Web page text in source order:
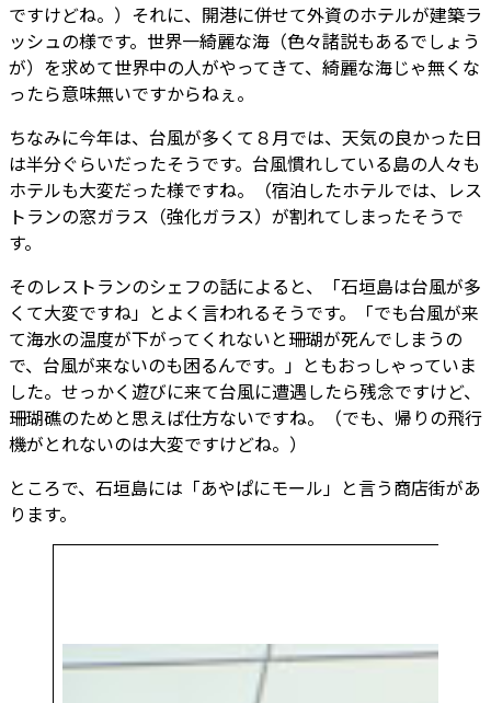
ですけどね。）それに、開港に併せて外資のホテルが建築ラ
ッシュの様です。世界一綺麗な海（色々諸説もあるでしょう
が）を求めて世界中の人がやってきて、綺麗な海じゃ無くな
ったら意味無いですからねぇ。
ちなみに今年は、台風が多くて８月では、天気の良かった日
は半分ぐらいだったそうです。台風慣れしている島の人々も
ホテルも大変だった様ですね。（宿泊したホテルでは、レス
トランの窓ガラス（強化ガラス）が割れてしまったそうで
す。
そのレストランのシェフの話によると、「石垣島は台風が多
くて大変ですね」とよく言われるそうです。「でも台風が来
て海水の温度が下がってくれないと珊瑚が死んでしまうの
で、台風が来ないのも困るんです。」ともおっしゃっていま
した。せっかく遊びに来て台風に遭遇したら残念ですけど、
珊瑚礁のためと思えば仕方ないですね。（でも、帰りの飛行
機がとれないのは大変ですけどね。）
ところで、石垣島には「あやぱにモール」と言う商店街があ
ります。